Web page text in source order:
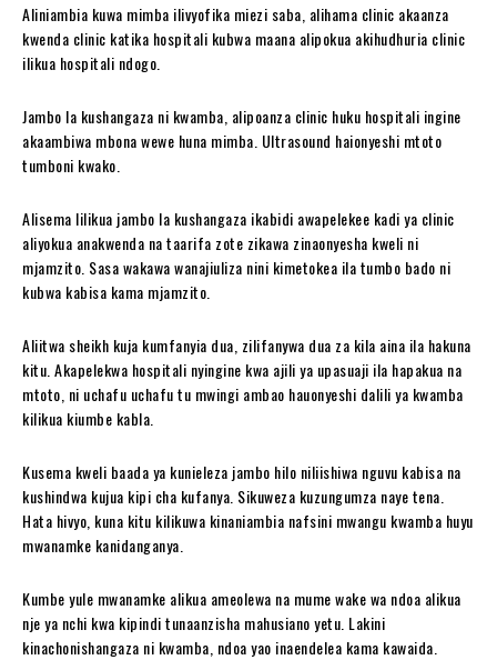
Aliniambia kuwa mimba ilivyofika miezi saba, alihama clinic akaanza
kwenda clinic katika hospitali kubwa maana alipokua akihudhuria clinic
ilikua hospitali ndogo.
Jambo la kushangaza ni kwamba, alipoanza clinic huku hospitali ingine
akaambiwa mbona wewe huna mimba. Ultrasound haionyeshi mtoto
tumboni kwako.
Alisema lilikua jambo la kushangaza ikabidi awapelekee kadi ya clinic
aliyokua anakwenda na taarifa zote zikawa zinaonyesha kweli ni
mjamzito. Sasa wakawa wanajiuliza nini kimetokea ila tumbo bado ni
kubwa kabisa kama mjamzito.
Aliitwa sheikh kuja kumfanyia dua, zilifanywa dua za kila aina ila hakuna
kitu. Akapelekwa hospitali nyingine kwa ajili ya upasuaji ila hapakua na
mtoto, ni uchafu uchafu tu mwingi ambao hauonyeshi dalili ya kwamba
kilikua kiumbe kabla.
Kusema kweli baada ya kunieleza jambo hilo niliishiwa nguvu kabisa na
kushindwa kujua kipi cha kufanya. Sikuweza kuzungumza naye tena.
Hata hivyo, kuna kitu kilikuwa kinaniambia nafsini mwangu kwamba huyu
mwanamke kanidanganya.
Kumbe yule mwanamke alikua ameolewa na mume wake wa ndoa alikua
nje ya nchi kwa kipindi tunaanzisha mahusiano yetu. Lakini
kinachonishangaza ni kwamba, ndoa yao inaendelea kama kawaida.